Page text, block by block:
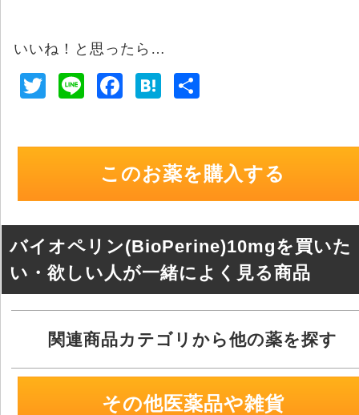
いいね！と思ったら…
T
Li
e
b
o
k
H
n
a
このお薬を購入する
バイオペリン(BioPerine)10mgを買いた
い・欲しい人が一緒によく見る商品
関連商品カテゴリから他の薬を探す
その他医薬品や雑貨